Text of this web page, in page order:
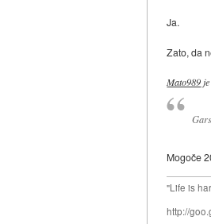
Ja.
Zato, da
Mato989 je
Mogoče
"Life is
http://